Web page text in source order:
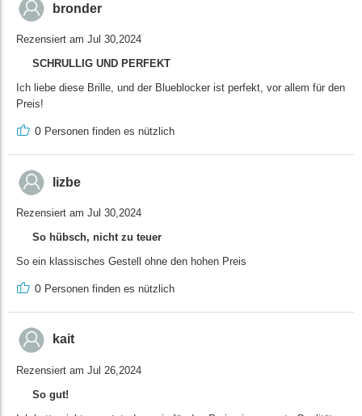
bronder
Rezensiert am Jul 30,2024
SCHRULLIG UND PERFEKT
Ich liebe diese Brille, und der Blueblocker ist perfekt, vor allem für den
Preis!
0 Personen finden es nützlich
lizbe
Rezensiert am Jul 30,2024
So hübsch, nicht zu teuer
So ein klassisches Gestell ohne den hohen Preis
0 Personen finden es nützlich
kait
Rezensiert am Jul 26,2024
So gut!